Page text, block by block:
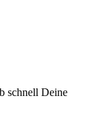
schnell Deine